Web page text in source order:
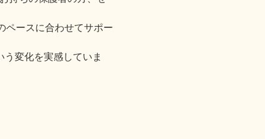
ペースに合わせてサポー
変化を実感していま